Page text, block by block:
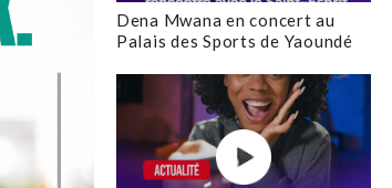
Dena Mwana en concert au
Palais des Sports de Yaoundé